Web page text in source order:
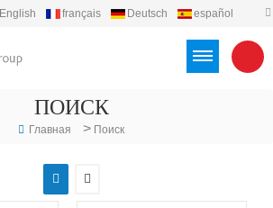
English français Deutsch
español
ПОИСК
Главная > Поиск